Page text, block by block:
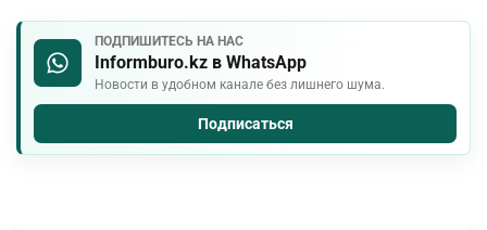
ПОДПИШИТЕСЬ НА НАС
Informburo.kz в WhatsApp
Новости в удобном канале без лишнего шума.
Подписаться